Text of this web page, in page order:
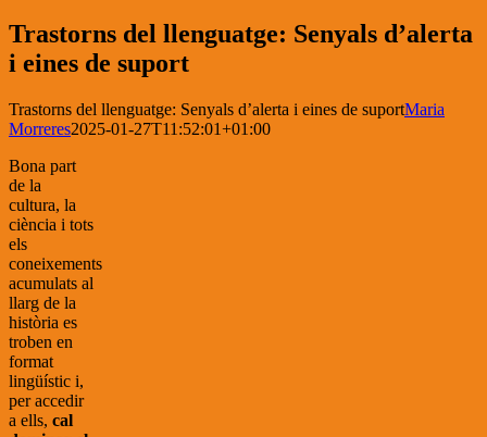
Trastorns del llenguatge: Senyals d’alerta
i eines de suport
Trastorns del llenguatge: Senyals d’alerta i eines de suportMaria
Morreres2025-01-27T11:52:01+01:00
Bona part
de la
cultura, la
ciència i tots
els
coneixements
acumulats al
llarg de la
història es
troben en
format
lingüístic i,
per accedir
a ells, cal